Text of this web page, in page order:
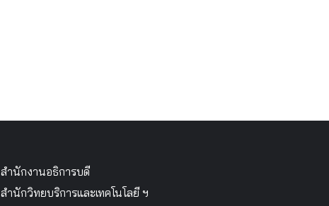
สำนักงานอธิการบดี
สำนักวิทยบริการและเทคโนโลยี ฯ